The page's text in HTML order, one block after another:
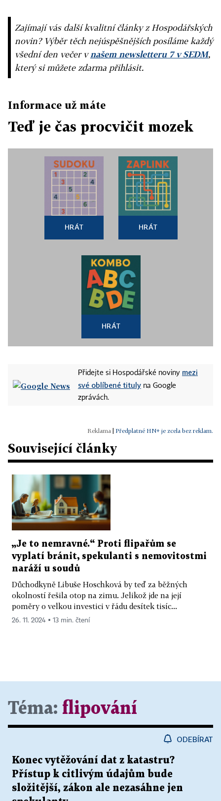
Zajímají vás další kvalitní články z Hospodářských
novin? Výběr těch nejúspěšnějších posíláme každý
všední den večer vnašem newsletteru 7 v SEDM,
který si můžete zdarma přihlásit.
Informace už máte
Teď je čas procvičit mozek
HRÁT HRÁT
HRÁT
Přidejte si Hospodářské noviny mezi
své oblíbené tituly na Google
zprávách.
Předplatné HN+ je zcela bez reklam.
Související články
„Je to nemravné.“ Proti flipařům se
vyplatí bránit, spekulanti s nemovitostmi
naráží u soudů
Důchodkyně Libuše Hoschková by teď za běžných
okolností řešila otop na zimu. Jelikož jde na její
poměry o velkou investici v řádu desítek tisíc...
26. 11. 2024 ▪ 13 min. čtení
Téma: flipování
ODEBÍRAT
Konec vytěžování dat z katastru?
Přístup k citlivým údajům bude
složitější, zákon ale nezasáhne jen